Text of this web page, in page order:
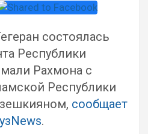
состоялась
Республики
Рахмона с
Республики
сообщает
.